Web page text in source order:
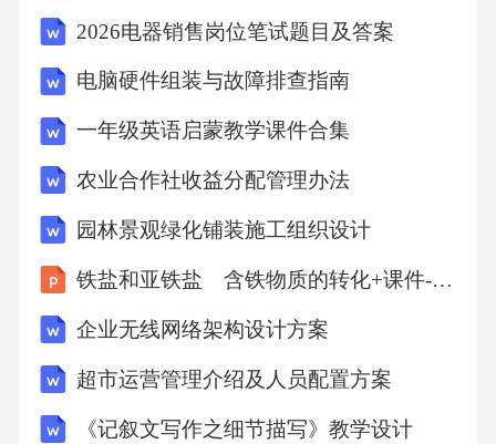
讲解*营造良好氛围：途中可进行轻松的闲聊，
缓解客户紧张情绪，进一步拉近关系。*专业讲
解：进入房源后，按照合理的动线（如从入户
开始，依次介绍各功能区）进行讲解。重点突
出房源的空间布局、采光通风、景观视野、建
需求，强调其在此居住的舒适度和便利性。*互
动体验：鼓励客户亲身体验，如开关门窗感受
隔音、站在阳台感受视野、进入卧室感受空间
等。*处理即时疑问：对客户在带看中提出的疑
问，要耐心、专业地解答。若当场无法解答，
应记录下来并承诺尽快给予回复。4.3带看后反
2026电器销售岗位笔试题目及答案
电脑硬件组装与故障排查指南
一年级英语启蒙教学课件合集
农业合作社收益分配管理办法
园林景观绿化铺装施工组织设计
铁盐和亚铁盐 含铁物质的转化+课件-2027届高三化学一轮复习
企业无线网络架构设计方案
超市运营管理介绍及人员配置方案
《记叙文写作之细节描写》教学设计